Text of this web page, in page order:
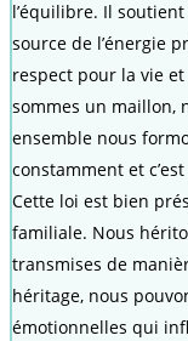
l’équilibre. Il
source de l’énergie
respect pour la vie
sommes un maillon,
ensemble nous
constamment et
Cette loi est bien
familiale. Nous
transmises de
héritage, nous
émotionnelles qui